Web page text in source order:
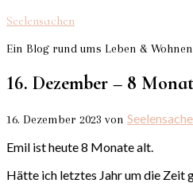
Seelensachen
Ein Blog rund ums Leben & Wohnen
16. Dezember – 8
16. Dezember 2023 von
Emil ist heute 8 Monate alt.
Hätte ich letztes Jahr um die Zeit